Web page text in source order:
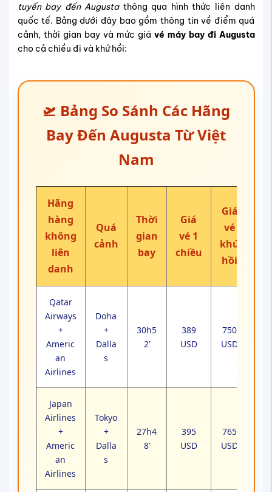
tuyến bay đến Augustathông qua hình thức liên danh
quốc tế. Bảng dưới đây bao gồm thông tin về điểm quá
cảnh, thời gian bay và mức giá vé máy bay đi Augusta
cho cả chiều đi và khứ hồi:
🛫 Bảng So Sánh Các Hãng
Bay Đến Augusta Từ Việt
Nam
Hãng
hàng
không
liên
danh
Quá
cảnh
Thời
gian
bay
Giá
vé 1
chiều
Giá
vé
khứ
hồi
Qatar
Airways
+
Americ
an
Airlines
Doha
+
Dalla
s
30h5
2’
389
USD
750
USD
Japan
Airlines
+
Americ
an
Airlines
Tokyo
+
Dalla
s
27h4
8’
395
USD
765
USD